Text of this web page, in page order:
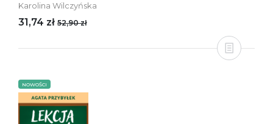
Karolina Wilczyńska
31,74 zł 52,90 zł
NOWOŚCI